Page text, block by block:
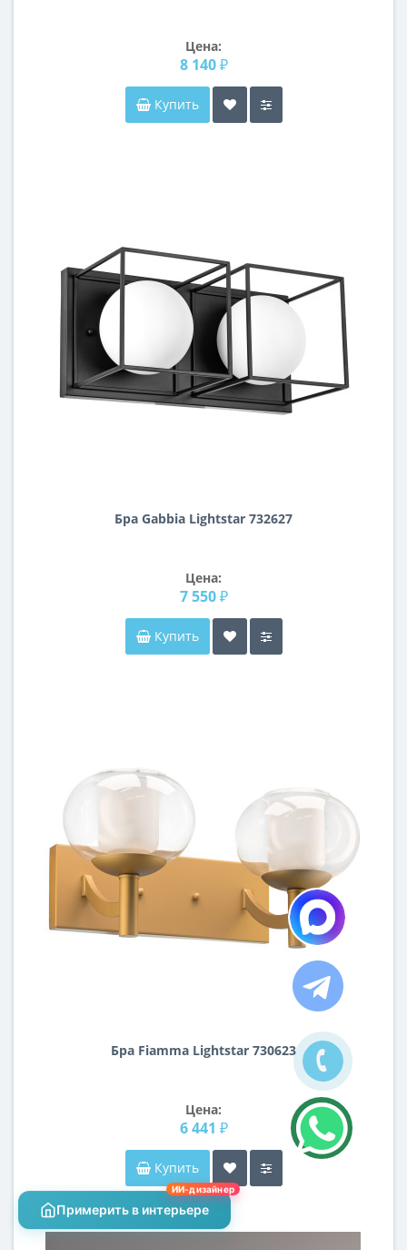
Цена:
8 140 ₽
Купить
Бра Gabbia Lightstar 732627
Цена:
7 550 ₽
Купить
Бра Fiamma Lightstar 730623
Цена:
6 441 ₽
Купить
Примерить в интерьере
ИИ-дизайнер